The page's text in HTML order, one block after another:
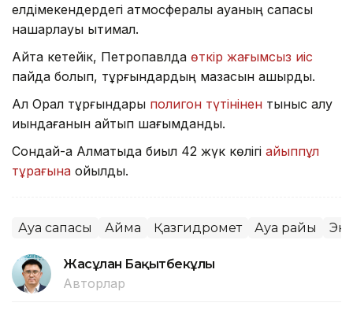
елдімекендердегі атмосфералық ауаның сапасы
нашарлауы ықтимал.
Айта кетейік, Петропавлда өткір жағымсыз иіс
пайда болып, тұрғындардың мазасын қашырды.
Ал Орал тұрғындары полигон түтінінен тыныс алу
қиындағанын айтып шағымданды.
Сондай-ақ Алматыда биыл 42 жүк көлігі айыппұл
тұрағына қойылды.
Ауа сапасы Аймақ Қазгидромет Ауа райы
Жасұлан Бақытбекұлы
Авторлар